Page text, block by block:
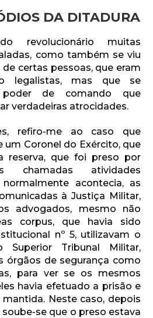
DA DITADURA
revolucionário muitas
como também se viu
certas pessoas, que eram
legalistas, mas que se
de comando que
verdadeiras atrocidades.
refiro-me ao caso que
um Coronel do Exército, que
reserva, que foi preso por
chamadas atividades
acontecia, as
à Justiça Militar,
advogados, mesmo não
corpus, que havia sido
nº 5, utilizavam o
Superior Tribunal Militar,
órgãos de segurança como
para ver se os mesmos
havia efetuado a prisão e
Neste caso, depois
se que o preso estava